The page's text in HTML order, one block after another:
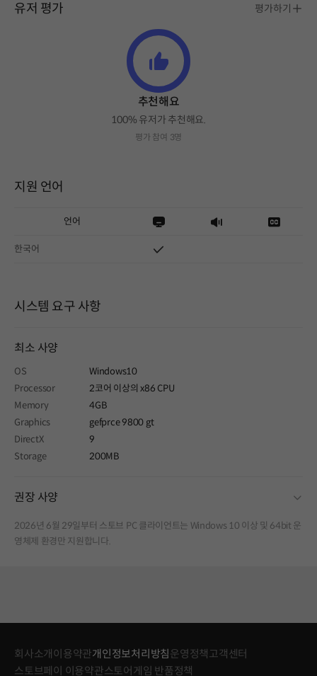
유저 평가 평가하기
추천해요
100% 유저가 추천해요.
평가 참여 3명
지원 언어
언어
한국어
시스템 요구 사항
최소 사양
OS
Windows10
Processor
2코어 이상의 x86 CPU
Memory
4GB
Graphics
gefprce 9800 gt
DirectX
9
Storage
200MB
권장 사양
2026년 6월 29일부터 스토브 PC 클라이언트는 Windows 10 이상 및 64bit 운
영체제 환경만 지원합니다.
회사소개이용약관개인정보처리방침 운영정책고객센터
스토브페이 이용약관스토어게임 반품정책